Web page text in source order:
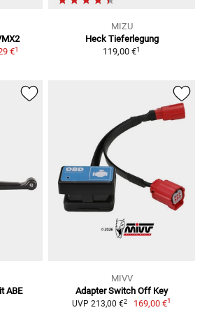
€1
MIZU
Heck Tieferlegung
119,00 €1
ABE
MIVV
Adapter Switch Off Key
UVP 213,00 €2 169,00 €1